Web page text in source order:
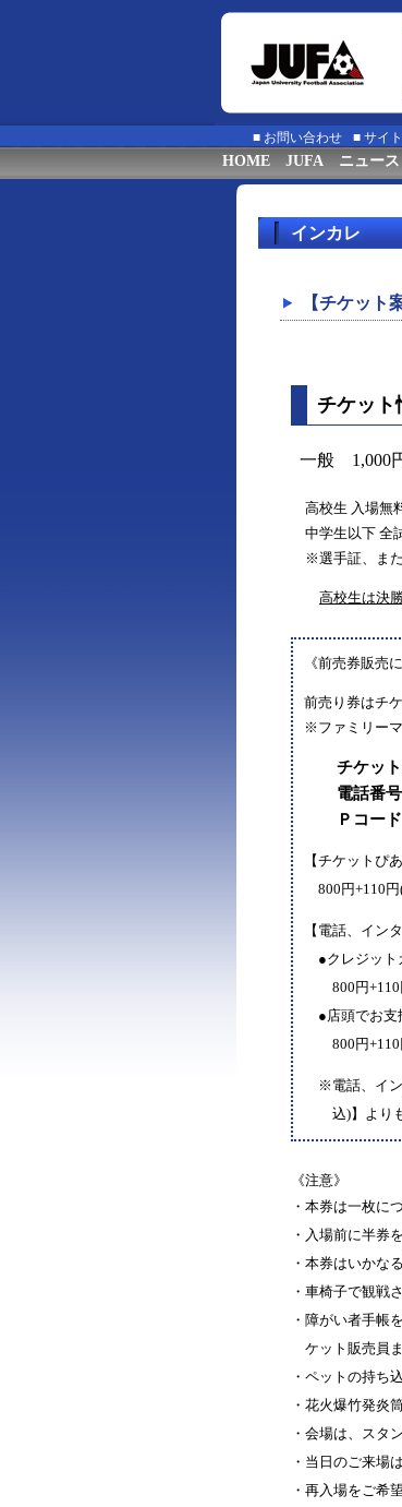
■ お問い合わせ ■ サイ
HOME JUFA ニュース
インカレ
【チケッ
チケット
一般 1,000
高校生 入場無
中学生以下 全
※選手証、また
高校生は決
《前売券販売
前売り券はチ
※ファミリー
チケット
電話番号
Ｐコード
【チケットぴ
800円+110
【電話、イン
●クレジット
800円+110
●店頭でお支
800円+110
※電話、イン
込)】より
《注意》
・本券は一枚に
・入場前に半券
・本券はいかな
・車椅子で観戦
・障がい者手帳
ケット販売員
・ペットの持ち
・花火爆竹発炎
・会場は、スタ
・当日のご来場
・再入場をご希